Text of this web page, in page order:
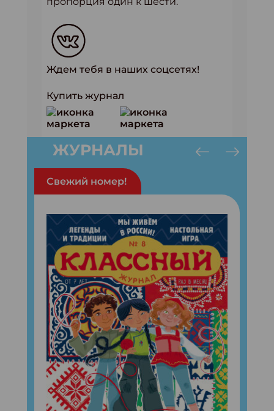
Ждем тебя в наших соцсетях!
Купить журнал
ЖУРНАЛЫ
Свежий номер!